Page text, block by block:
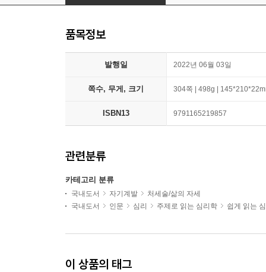
품목정보
발행일 2022년 06월 03일
쪽수, 무게, 크기 304쪽 | 498g |
ISBN13 9791165219857
관련분류
카테고리 분류
국내도서 자기계발
처세술/삶의 자세
국내도서
인문 심리 주제로 읽는 심리학 쉽게 읽는
이 상품의 태그